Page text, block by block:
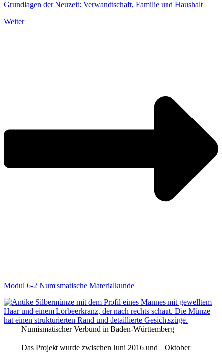
Grundlagen der Neuzeit: Verwandtschaft, Familie und Haushalt
Weiter
Modul 6-2 Numismatische Materialkunde
Numismatischer Verbund in Baden-Württemberg
Das Projekt wurde zwischen Juni 2016 und Oktober